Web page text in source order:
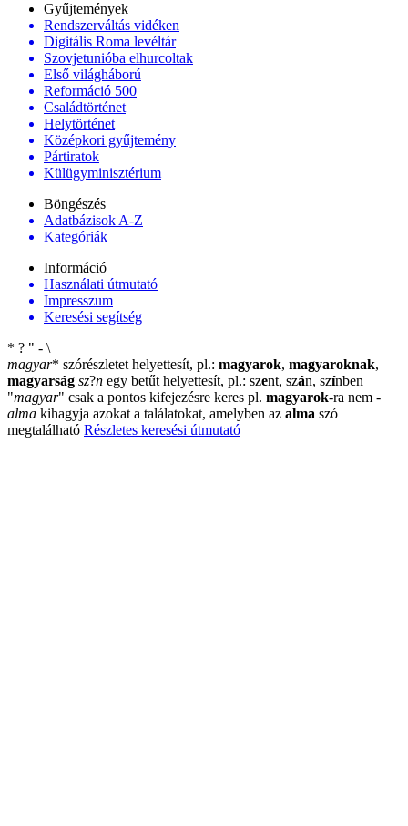
Gyűjtemények
Rendszerváltás vidéken
Digitális Roma levéltár
Szovjetunióba elhurcoltak
Első világháború
Reformáció 500
Családtörténet
Helytörténet
Középkori gyűjtemény
Pártiratok
Külügyminisztérium
Böngészés
Adatbázisok A-Z
Kategóriák
Információ
Használati útmutató
Impresszum
Keresési segítség
* ? " - \
magyar* szórészletet helyettesít, pl.: magyarok, magyaroknak,
magyarság sz?n egy betűt helyettesít, pl.: szent, szán, színben
"magyar" csak a pontos kifejezésre keres pl. magyarok-ra nem -
alma kihagyja azokat a találatokat, amelyben az alma szó
megtalálható Részletes keresési útmutató